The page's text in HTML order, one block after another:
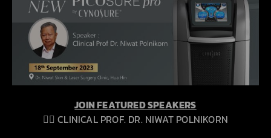
JOIN FEATURED SPEAKERS
👨‍⚕ CLINICAL PROF. DR. NIWAT POLNIKORN